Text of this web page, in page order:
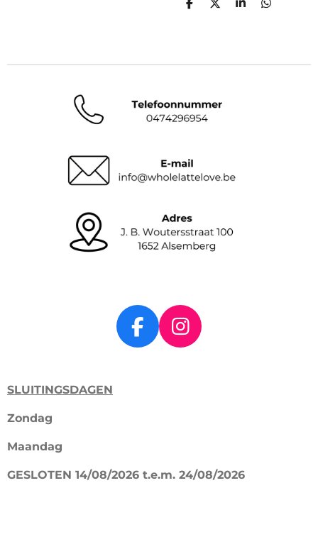
D
D
S
D
F
a
k
I
n
a
SLUITINGSDAGEN
Zondag
Maandag
GESLOTEN 14/08/2026 t.e.m. 24/08/2026